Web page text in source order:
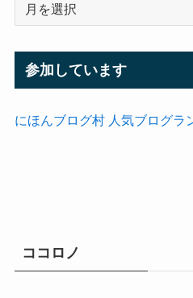
参加しています
にほんブログ村 人気ブログラ
ココロノ